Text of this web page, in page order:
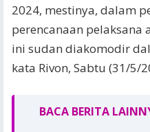
2024, mestinya, dalam
perencanaan pelaksana
ini sudan diakomodir
kata Rivon, Sabtu (31/5/
BACA BERITA